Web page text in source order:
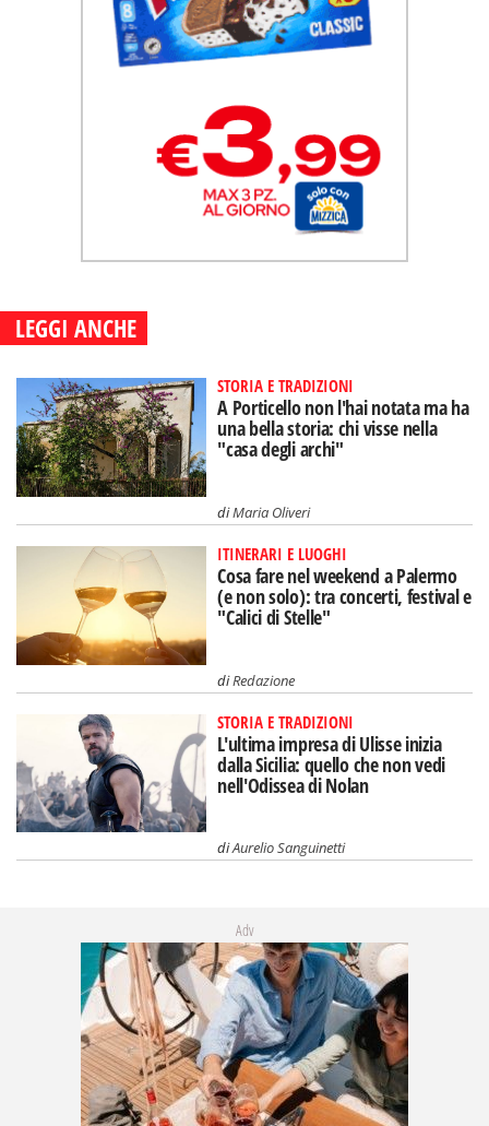
LEGGI ANCHE
STORIA E TRADIZIONI
A Porticello non l'hai notata ma ha
una bella storia: chi visse nella
"casa degli archi"
diMaria Oliveri
ITINERARI E LUOGHI
Cosa fare nel weekend a Palermo
(e non solo): tra concerti, festival e
"Calici di Stelle"
diRedazione
STORIA E TRADIZIONI
L'ultima impresa di Ulisse inizia
dalla Sicilia: quello che non vedi
nell'Odissea di Nolan
diAurelio Sanguinetti
Adv